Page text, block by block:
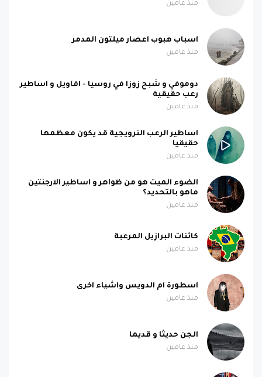
منذ عامين
اسباب هبوب اعصار ميلتون المدمر
منذ عامين
دوموفي و شبح زوزا في روسيا - اقاويل و اساطير
رعب حقيقية
منذ عامين
اساطير الرعب النرويجية قد يكون معظمها
حقيقيا
منذ عامين
الضوء الميت هو من ظواهر و اساطير الارجنتين
ماهو بالتحديد؟
منذ عامين
كائنات البرازيل المرعبة
منذ عامين
اسطورة ام الدويس واشياء اخرى
منذ عامين
الجن حديثا و قديما
منذ عامين